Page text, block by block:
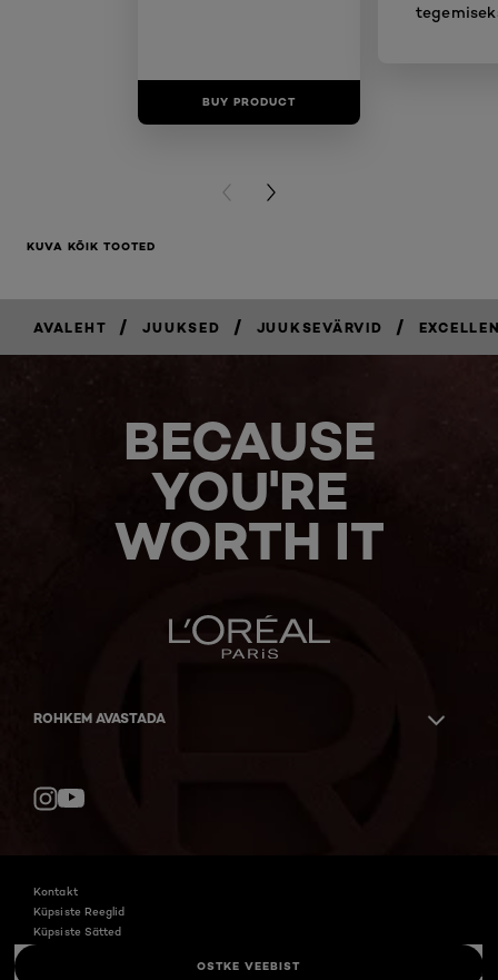
BUY PRODUCT
PREVIOUS CARD
NEXT CARD
KUVA KÕIK TOOTED
OSTKE VEEBIST
AVALEHT / JUUKSED / JUUKSEVÄRVID /
BECAUSE
YOU'RE
WORTH IT
ROHKEM AVASTADA
Kontakt
Küpsiste Reeglid
Küpsiste Sätted